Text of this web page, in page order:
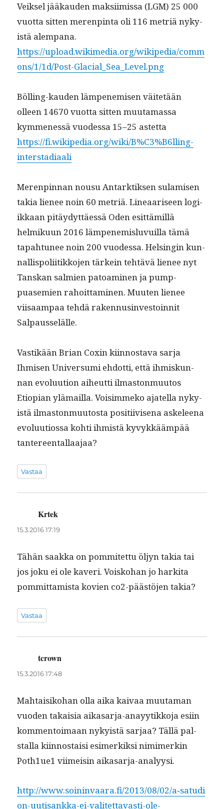
Veik­sel jääkau­den mak­si­imis­sa (LGM) 25 000
vuot­ta sit­ten meren­pin­ta oli 116 metriä nyky­
istä alem­pana.
https://upload.wikimedia.org/wikipedia/comm
ons/1/1d/Post-Glacial_Sea_Level.png
Bölling-kau­den läm­pen­e­misen väitetään
olleen 14670 vuot­ta sit­ten muu­ta­mas­sa
kymme­nessä vuodessa 15–25 astet­ta
https://fi.wikipedia.org/wiki/B%C3%B6lling-
interstadiaali
Meren­pin­nan nousu Antark­tik­sen sulamisen
takia lie­nee noin 60 metriä. Lin­eaariseen logi­
ikkaan pitäy­dyt­täessä Oden esit­tämil­lä
helmiku­un 2016 läm­pen­e­mis­lu­vuil­la tämä
tapah­tunee noin 200 vuodessa. Helsin­gin kun­
nal­lispoli­itikko­jen tärkein tehtävä lie­nee nyt
Tan­skan salmien patoami­nen ja pump­
puasemien rahoit­ta­mi­nen. Muuten lie­nee
viisaam­paa tehdä raken­nus­in­vestoin­nit
Salpausselälle.
Vastikään Bri­an Cox­in kiin­nos­ta­va sar­ja
Ihmisen Uni­ver­su­mi ehdot­ti, että ihmiskun­
nan evoluu­tion aiheut­ti ilmas­ton­muu­tos
Etiopi­an ylä­mail­la. Voisim­meko ajatel­la nyky­
istä ilmas­ton­muu­tos­ta posi­ti­ivise­na askeleena
evoluu­tios­sa kohti ihmistä kyvykkääm­pää
tantereentallaajaa?
Vastaa
Krtek
15.3.2016 17:19
Tähän saak­ka on pom­mitet­tu öljyn takia tai
jos joku ei ole kaveri. Voisko­han jo harki­ta
pom­mit­tamista kovien co2-päästö­jen takia?
Vastaa
tcrown
15.3.2016 17:48
Mah­taisiko­han olla aika kaivaa muu­ta­man
vuo­den takaisia aikasar­ja-anayytikko­ja esi­in
kom­men­toimaan nyky­istä sar­jaa? Täl­lä pal­
stal­la kiin­nos­taisi esimerkik­si nim­imerkin
Poth1ue1 viimeisin aikasarja-analyysi.
http://www.soininvaara.fi/2013/08/02/a‑satudi
on-uutisankka-ei-valitettavasti-ole-